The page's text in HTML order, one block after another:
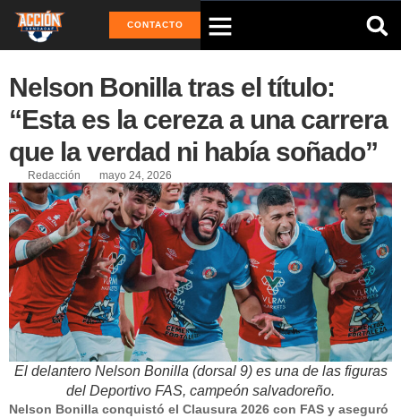
CONTACTO
Nelson Bonilla tras el título:
“Esta es la cereza a una carrera
que la verdad ni había soñado”
Redacción mayo 24, 2026
El delantero Nelson Bonilla (dorsal 9) es una de las figuras
del Deportivo FAS, campeón salvadoreño.
Nelson Bonilla conquistó el Clausura 2026 con FAS y aseguró